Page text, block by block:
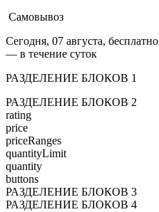
Самовывоз
Сегодня, 07 августа, бесплатно
— в течение суток
РАЗДЕЛЕНИЕ БЛОКОВ 1
РАЗДЕЛЕНИЕ БЛОКОВ 2
rating
price
priceRanges
quantityLimit
quantity
buttons
РАЗДЕЛЕНИЕ БЛОКОВ 3
РАЗДЕЛЕНИЕ БЛОКОВ 4